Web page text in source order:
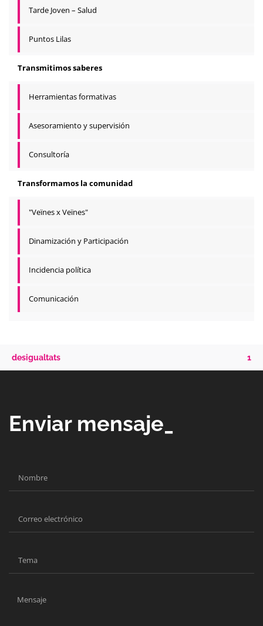
Tarde Joven – Salud
Puntos Lilas
Transmitimos saberes
Herramientas formativas
Asesoramiento y supervisión
Consultoría
Transformamos la comunidad
"Veïnes x Veïnes"
Dinamización y Participación
Incidencia política
Comunicación
desigualtats 1
Enviar mensaje_